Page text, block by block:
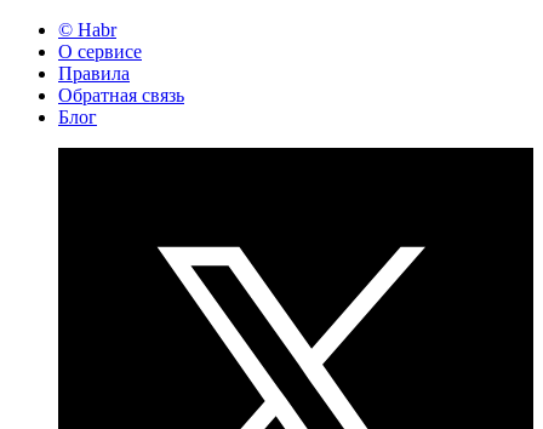
© Habr
О сервисе
Правила
Обратная связь
Блог